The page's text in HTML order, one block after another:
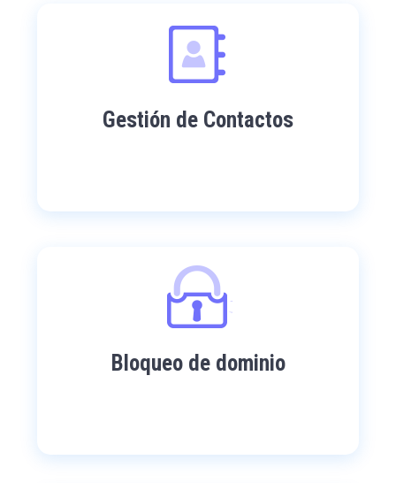
Gestión de Contactos
Bloqueo de dominio